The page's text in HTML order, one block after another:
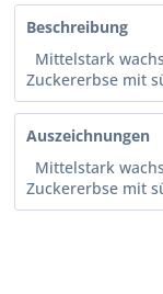
Beschreibung
Mittelstark
Zuckererbse mit
Auszeichnungen
Mittelstark
Zuckererbse mit